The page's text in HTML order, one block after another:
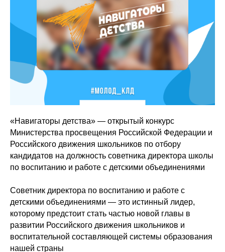
«Навигаторы детства» — открытый конкурс
Министерства просвещения Российской Федерации и
Российского движения школьников по отбору
кандидатов на должность советника директора школы
по воспитанию и работе с детскими объединениями
Советник директора по воспитанию и работе с
детскими объединениями — это истинный лидер,
которому предстоит стать частью новой главы в
развитии Российского движения школьников и
воспитательной составляющей системы образования
нашей страны